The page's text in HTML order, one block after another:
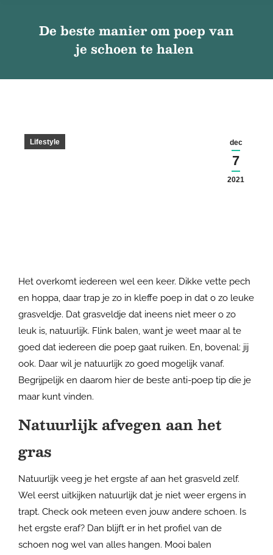
De beste manier om poep van
je schoen te halen
dec
7
2021
Lifestyle
Het overkomt iedereen wel een keer. Dikke vette pech
en hoppa, daar trap je zo in kleffe poep in dat o zo leuke
grasveldje. Dat grasveldje dat ineens niet meer o zo
leuk is, natuurlijk. Flink balen, want je weet maar al te
goed dat iedereen die poep gaat ruiken. En, bovenal: jij
ook. Daar wil je natuurlijk zo goed mogelijk vanaf.
Begrijpelijk en daarom hier de beste anti-poep tip die je
maar kunt vinden.
Natuurlijk afvegen aan het
gras
Natuurlijk veeg je het ergste af aan het grasveld zelf.
Wel eerst uitkijken natuurlijk dat je niet weer ergens in
trapt. Check ook meteen even jouw andere schoen. Is
het ergste eraf? Dan blijft er in het profiel van de
schoen nog wel van alles hangen. Mooi balen